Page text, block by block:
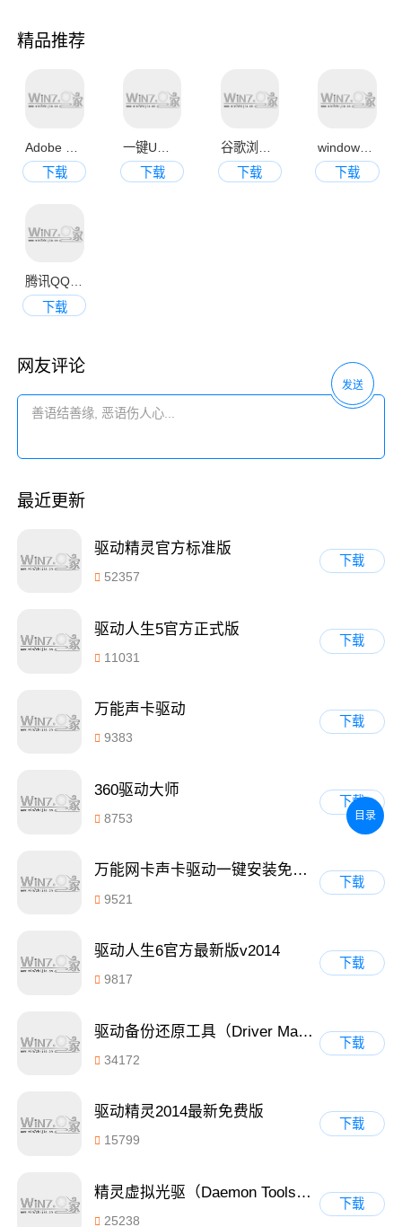
精品推荐
下载
下载
下载
下载
腾讯QQ2013官方正式版
下载
网友评论
发送
最近更新
驱动精灵官方标准版
52357
下载
驱动人生5官方正式版
11031
下载
万能声卡驱动
9383
下载
360驱动大师
8753
下载
万能网卡声卡驱动一键安装免费绿色版 1.0
9521
下载
驱动人生6官方最新版v2014
9817
下载
驱动备份还原工具（Driver Magician）v4.0汉化免费版
34172
下载
驱动精灵2014最新免费版
15799
下载
精灵虚拟光驱（Daemon Tools）4.49.1破解版
25238
下载
目录